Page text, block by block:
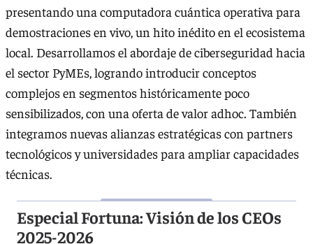
presentando una computadora cuántica operativa para
demostraciones en vivo, un hito inédito en el ecosistema
local. Desarrollamos el abordaje de ciberseguridad hacia
el sector PyMEs, logrando introducir conceptos
complejos en segmentos históricamente poco
sensibilizados, con una oferta de valor adhoc. También
integramos nuevas alianzas estratégicas con partners
tecnológicos y universidades para ampliar capacidades
técnicas.
Especial Fortuna: Visión de los CEOs
2025-2026